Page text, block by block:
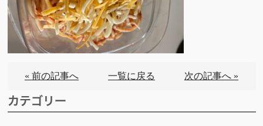
« 前の記事へ 一覧に戻る 次の記事へ »
カテゴリー